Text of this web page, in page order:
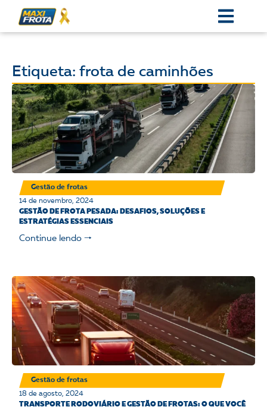
Etiqueta: frota de caminhões
Gestão de frotas
14 de novembro, 2024
GESTÃO DE FROTA PESADA: DESAFIOS, SOLUÇÕES E
ESTRATÉGIAS ESSENCIAIS
Continue lendo 🠒
Gestão de frotas
18 de agosto, 2024
TRANSPORTE RODOVIÁRIO E GESTÃO DE FROTAS: O QUE VOCÊ